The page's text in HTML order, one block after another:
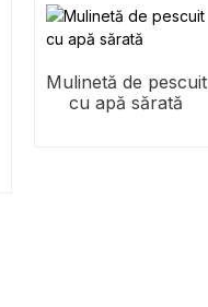
Mulinetă de pescuit
cu apă sărată